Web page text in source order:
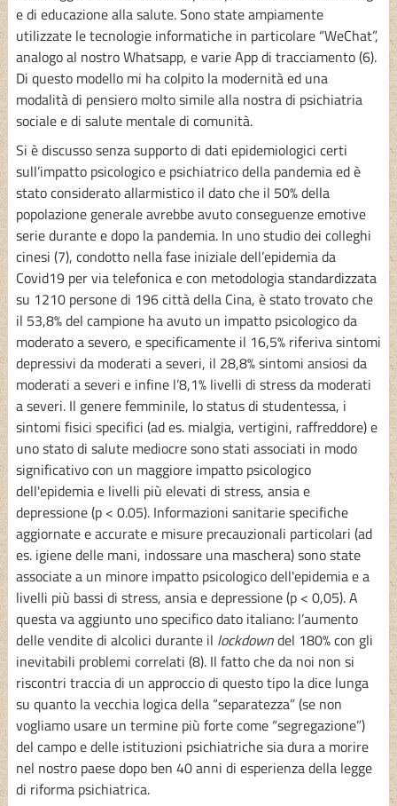
e di educazione alla salute. Sono state ampiamente
utilizzate le tecnologie informatiche in particolare “WeChat”,
analogo al nostro Whatsapp, e varie App di tracciamento (6).
Di questo modello mi ha colpito la modernità ed una
modalità di pensiero molto simile alla nostra di psichiatria
sociale e di salute mentale di comunità.
Si è discusso senza supporto di dati epidemiologici certi
sull’impatto psicologico e psichiatrico della pandemia ed è
stato considerato allarmistico il dato che il 50% della
popolazione generale avrebbe avuto conseguenze emotive
serie durante e dopo la pandemia. In uno studio dei colleghi
cinesi (7), condotto nella fase iniziale dell’epidemia da
Covid19 per via telefonica e con metodologia standardizzata
su 1210 persone di 196 città della Cina, è stato trovato che
il 53,8% del campione ha avuto un impatto psicologico da
moderato a severo, e specificamente il 16,5% riferiva sintomi
depressivi da moderati a severi, il 28,8% sintomi ansiosi da
moderati a severi e infine l’8,1% livelli di stress da moderati
a severi. Il genere femminile, lo status di studentessa, i
sintomi fisici specifici (ad es. mialgia, vertigini, raffreddore) e
uno stato di salute mediocre sono stati associati in modo
significativo con un maggiore impatto psicologico
dell'epidemia e livelli più elevati di stress, ansia e
depressione (p < 0.05). Informazioni sanitarie specifiche
aggiornate e accurate e misure precauzionali particolari (ad
es. igiene delle mani, indossare una maschera) sono state
associate a un minore impatto psicologico dell'epidemia e a
livelli più bassi di stress, ansia e depressione (p < 0,05). A
questa va aggiunto uno specifico dato italiano: l’aumento
delle vendite di alcolici durante il lockdowndel 180% con gli
inevitabili problemi correlati (8). Il fatto che da noi non si
riscontri traccia di un approccio di questo tipo la dice lunga
su quanto la vecchia logica della “separatezza” (se non
vogliamo usare un termine più forte come “segregazione”)
del campo e delle istituzioni psichiatriche sia dura a morire
nel nostro paese dopo ben 40 anni di esperienza della legge
di riforma psichiatrica.